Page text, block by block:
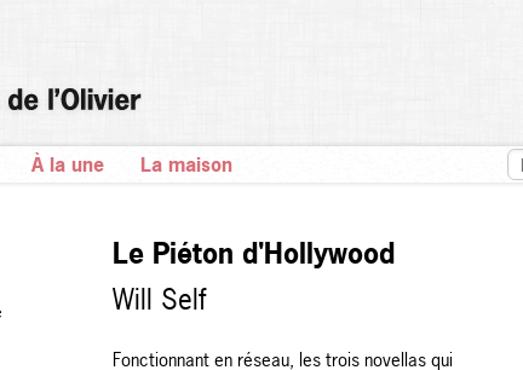
À la une La maison
Le Piéton d'Hollywood
Will Self
Fonctionnant en réseau, les trois novellas qui